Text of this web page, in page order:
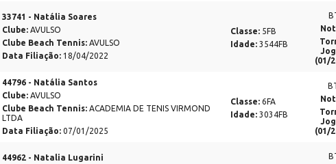
33741 - Natália Soares
Clube: AVULSO
Clube Beach Tennis: AVULSO
Data Filiação: 18/04/2022
Classe: 5FB
Idade: 3544FB
(01/
44796 - Natália Santos
Clube: AVULSO
Clube Beach Tennis: ACADEMIA DE TENIS VIRMOND
LTDA
Data Filiação: 07/01/2025
Classe: 6FA
Idade: 3034FB
(01/
44962 - Natalia Lugarini